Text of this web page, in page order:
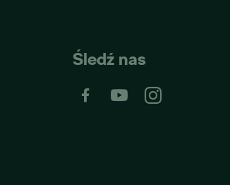
Śledź nas